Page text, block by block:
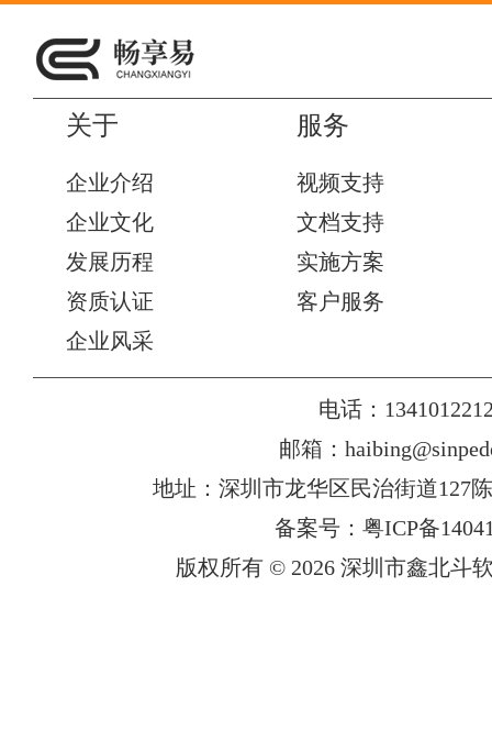
关于
企业介绍
企业文化
发展历程
资质认证
企业风采
服务
视频支持
文档支持
实施方案
客户服务
电话：
邮箱：
地址：深圳市龙华区民治街道127
备案号：粤ICP备
版权所有 © 2026 深圳市鑫北斗